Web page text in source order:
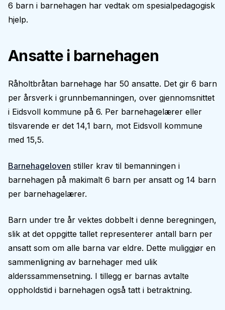
6 barn i barnehagen har vedtak om spesialpedagogisk
hjelp.
Ansatte i barnehagen
Råholtbråtan barnehage har 50 ansatte. Det gir 6 barn
per årsverk i grunnbemanningen, over gjennomsnittet
i Eidsvoll kommune på 6. Per barnehagelærer eller
tilsvarende er det 14,1 barn, mot Eidsvoll kommune
med 15,5.
Barnehageloven stiller krav til bemanningen i
barnehagen på makimalt 6 barn per ansatt og 14 barn
per barnehagelærer.
Barn under tre år vektes dobbelt i denne beregningen,
slik at det oppgitte tallet representerer antall barn per
ansatt som om alle barna var eldre. Dette muliggjør en
sammenligning av barnehager med ulik
alderssammensetning. I tillegg er barnas avtalte
oppholdstid i barnehagen også tatt i betraktning.